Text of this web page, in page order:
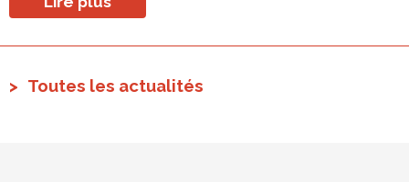
Toutes les actualités